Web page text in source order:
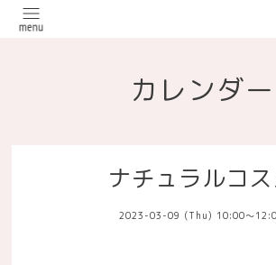
カレンダー
ナチュラルコス
2023-03-09 (Thu) 10:00～